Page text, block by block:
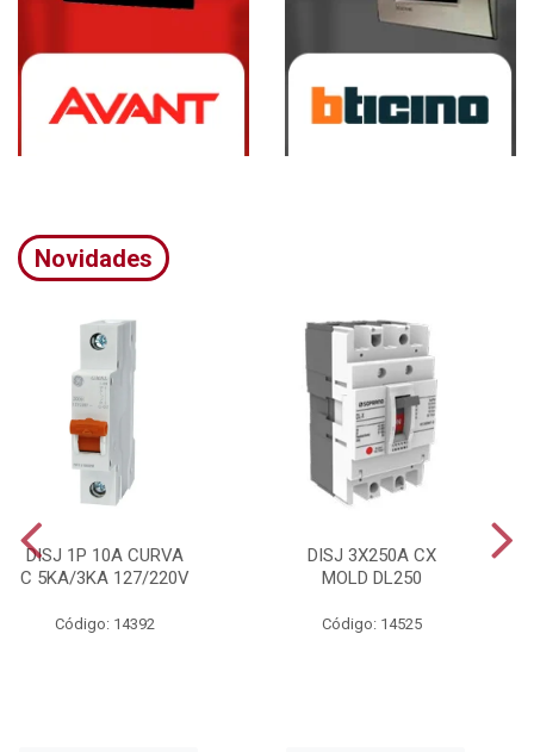
Novidades
DISJ 1P 10A CURVA
C 5KA/3KA 127/220V
Código: 14392
DISJ 3X250A CX
MOLD DL250
Código: 14525